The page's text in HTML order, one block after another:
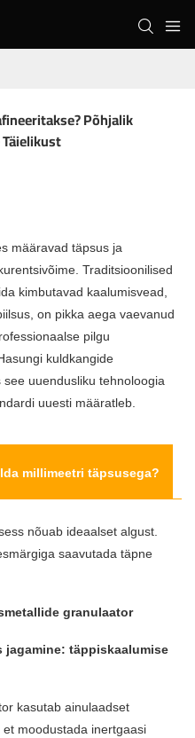
Põhjalik
määravad täpsus ja
Traditsioonilised
kimbutavad kaalumisvead,
on pikka aega vaevanud
pilgu
kuldkangide
uuendusliku tehnoloogia
uuesti määratleb.
millimeetri täpsusega?
nõuab ideaalset algust.
saavutada täpne
granulaator
täppiskaalumise
kasutab ainulaadset
moodustada inertgaasi